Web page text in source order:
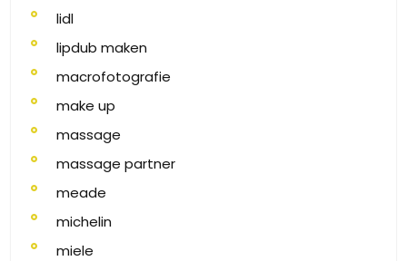
lidl
lipdub maken
macrofotografie
make up
massage
massage partner
meade
michelin
miele